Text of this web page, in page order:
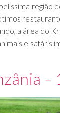
região
a área do
e safáris
–